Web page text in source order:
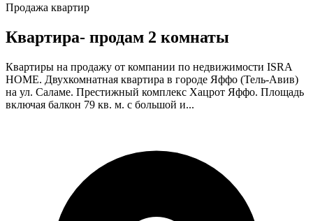
Продажа квартир
Квартира- продам 2 комнаты
Квартиры на продажу от компании по недвижимости ISRA
HOME. Двухкомнатная квартира в городе Яффо (Тель-Авив)
на ул. Саламе. Престижный комплекс Хацрот Яффо. Площадь
включая балкон 79 кв. м. с большой и...